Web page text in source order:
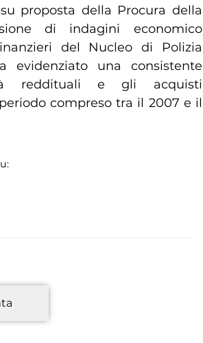
proposta della Procura della
di indagini economico
del Nucleo di Polizia
una consistente
reddituali e gli acquisti
compreso tra il 2007 e il